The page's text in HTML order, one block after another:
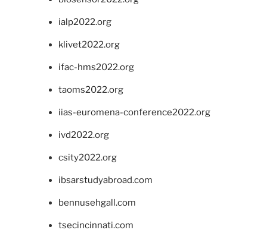
ialp2022.org
klivet2022.org
ifac-hms2022.org
taoms2022.org
iias-euromena-conference2022.org
ivd2022.org
csity2022.org
ibsarstudyabroad.com
bennusehgall.com
tsecincinnati.com